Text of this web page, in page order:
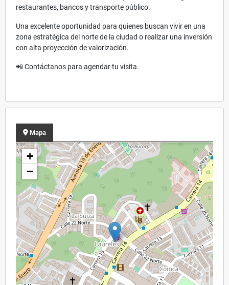
restaurantes, bancos y transporte público.
Una excelente oportunidad para quienes buscan vivir en una
zona estratégica del norte de la ciudad o realizar una inversión
con alta proyección de valorización.
📲 Contáctanos para agendar tu visita.
Mapa
+
−